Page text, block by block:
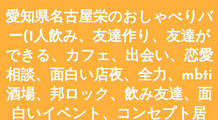
愛知県名古屋栄のおしゃべりバ
ー(1人飲み、友達作り、友達が
できる、カフェ、出会い、恋愛
相談、面白い店夜、全力、mbti
酒場、邦ロック、飲み友達、面
白いイベント、コンセプト居